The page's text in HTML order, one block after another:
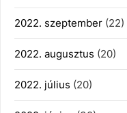
2022. szeptember (22)
2022. augusztus (20)
2022. július (20)